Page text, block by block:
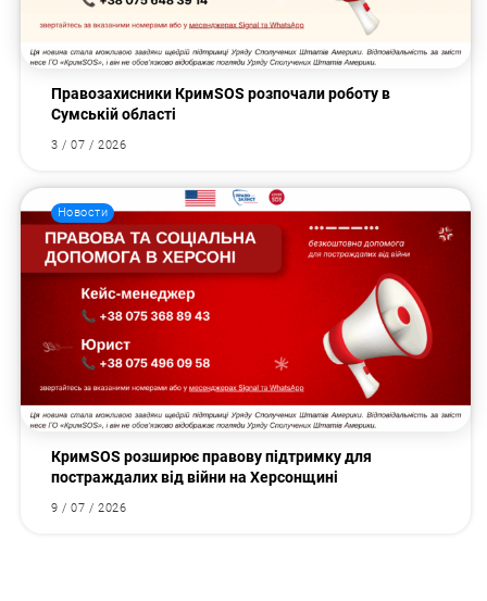
Правозахисники КримSOS розпочали роботу в
Сумській області
3 / 07 / 2026
Новости
КримSOS розширює правову підтримку для
постраждалих від війни на Херсонщині
9 / 07 / 2026